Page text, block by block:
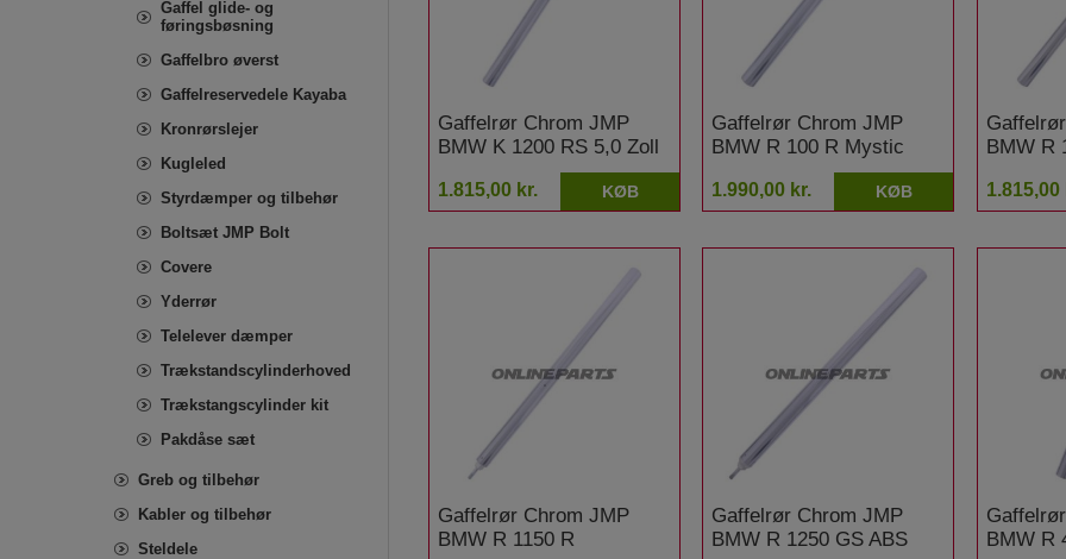
Gaffelrør Chrom JMP
BMW K 1200 RS 5,0 Zoll
1.815,00 kr. KØB
Gaffelrør Chrom JMP
BMW R 100 R Mystic
1.990,00 kr. KØB
BMW R
1.815,00
Gaffelrør Chrom JMP
BMW R 1150 R
Gaffelrør Chrom JMP
BMW R 1250 GS ABS
BMW R
Gaffel glide- og
føringsbøsning
Gaffelbro øverst
Gaffelreservedele Kayaba
Kronrørslejer
Kugleled
Styrdæmper og tilbehør
Boltsæt JMP Bolt
Covere
Yderrør
Telelever dæmper
Trækstandscylinderhoved
Trækstangscylinder kit
Pakdåse sæt
Greb og tilbehør
Kabler og tilbehør
Steldele